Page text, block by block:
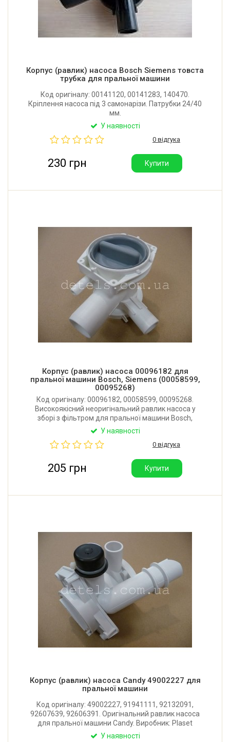
Корпус (равлик) насоса Bosch Siemens товста
трубка для пральної машини
Код оригіналу: 00141120, 00141283, 140470.
Кріплення насоса під 3 самонарізи. Патрубки 24/40
мм.
У наявності
0 відгука
230 грн Купити
Корпус (равлик) насоса 00096182 для
пральної машини Bosch, Siemens (00058599,
00095268)
Код оригіналу: 00096182, 00058599, 00095268.
Високоякісний неоригінальний равлик насоса у
зборі з фільтром для пральної машини Bosch,
Siemens. Діаметр патрубків (зовнішній): 31/24/10
Виробник: Китай.
У наявності
0 відгука
205 грн Купити
Корпус (равлик) насоса Candy 49002227 для
пральної машини
Код оригіналу: 49002227, 91941111, 92132091,
92607639, 92606391. Оригінальний равлик насоса
для пральної машини Candy. Виробник: Plaset
(Італія).
У наявності